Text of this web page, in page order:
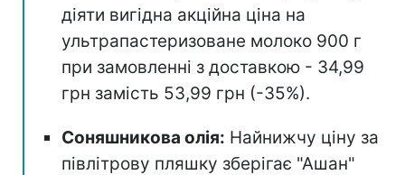
діяти вигідна акційна ціна на
ультрапастеризоване молоко 900 г
при замовленні з доставкою - 34,99
грн замість 53,99 грн (-35%).
Соняшникова олія: Найнижчу ціну за
півлітрову пляшку зберігає "Ашан"